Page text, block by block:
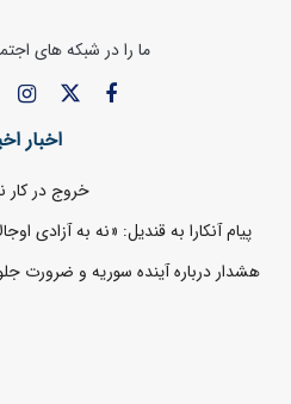
ما را در شبکه های
اخبار
خروج در
پیام آنکارا به قندیل: «نه به آزادی
هشدار درباره آینده سوریه و ضرورت